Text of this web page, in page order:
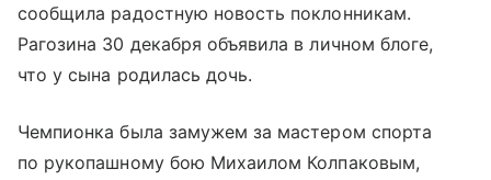
сообщила радостную новость поклонникам.
Рагозина 30 декабря объявила в личном блоге,
что у сына родилась дочь.
Чемпионка была замужем за мастером спорта
по рукопашному бою Михаилом Колпаковым,